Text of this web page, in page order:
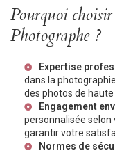
Pourquoi
Photographe ?
Expertise
dans la
des photos de
Engagement
personnalisée
garantir votre
Normes de